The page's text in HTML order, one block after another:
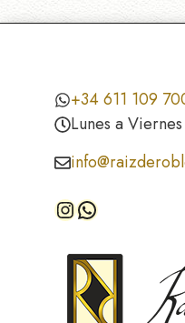
+34 611 109
Lunes a
InstagramWhatsApp